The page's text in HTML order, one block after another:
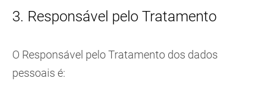
3. Responsável pelo Tratamento
O Responsável pelo Tratamento dos dados
pessoais é: